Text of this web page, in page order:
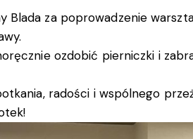
Blada za poprowadzenie
ozdobić pierniczki i
radości i wspólnego